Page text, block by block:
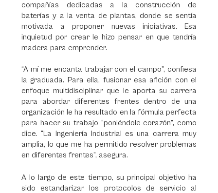
compañías dedicadas a la construcción de
baterías y a la venta de plantas, donde se sentía
motivada a proponer nuevas iniciativas. Esa
inquietud por crear le hizo pensar en que tendría
madera para emprender.
“A mí me encanta trabajar con el campo”, confiesa
la graduada. Para ella, fusionar esa afición con el
enfoque multidisciplinar que le aporta su carrera
para abordar diferentes frentes dentro de una
organización le ha resultado en la fórmula perfecta
para hacer su trabajo “poniéndole corazón”, como
dice. “La Ingeniería Industrial es una carrera muy
amplia, lo que me ha permitido resolver problemas
en diferentes frentes”, asegura.
A lo largo de este tiempo, su principal objetivo ha
sido estandarizar los protocolos de servicio al